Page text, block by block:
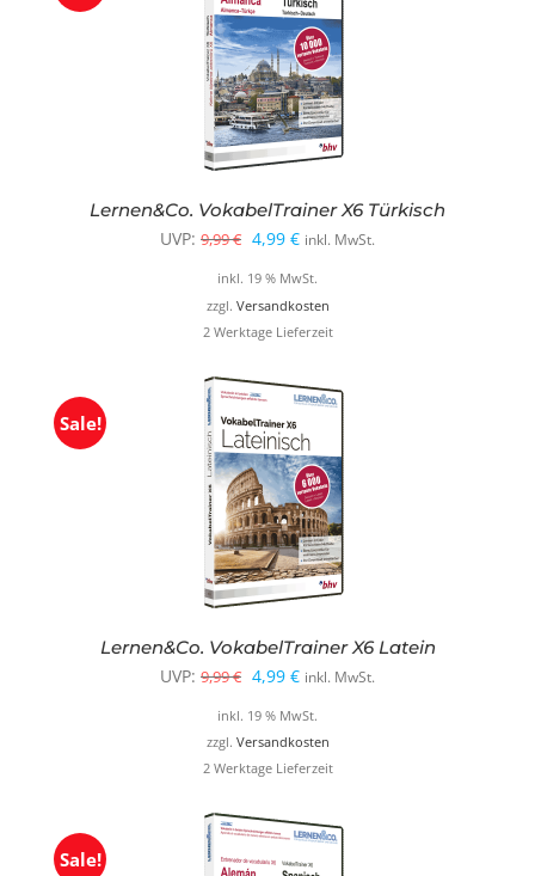
Lernen&Co. VokabelTrainer X6 Türkisch
UVP: 9,99€ Ursprünglicher
Preis
war:
9,99 €
4,99 €Aktueller
Preis
ist:
4,99 €.
inkl. MwSt.
inkl. 19 % MwSt.
zzgl. Versandkosten
2 Werktage Lieferzeit
Sale!
Lernen&Co. VokabelTrainer X6 Latein
UVP: 9,99€ Ursprünglicher
Preis
war:
9,99 €
4,99 €Aktueller
Preis
ist:
4,99 €.
inkl. MwSt.
inkl. 19 % MwSt.
zzgl. Versandkosten
2 Werktage Lieferzeit
Sale!